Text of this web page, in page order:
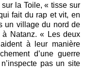
la Toile, « tisse sur
fait du rap et vit, en
un village du nord de
à Natanz. « Les deux
à leur manière
d’une guerre
pas un site